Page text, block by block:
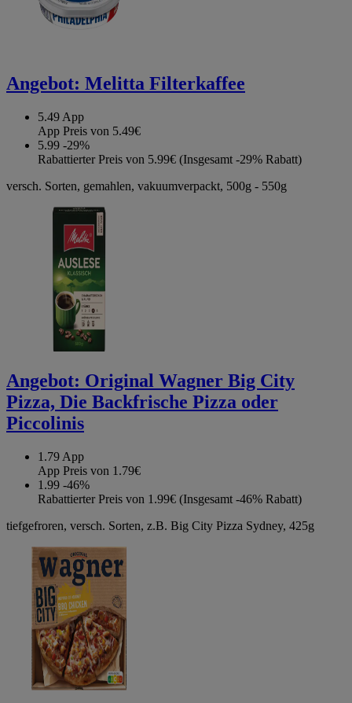
Angebot: Melitta Filterkaffee
5.49 App
App Preis von 5.49€
5.99 -29%
Rabattierter Preis von 5.99€ (Insgesamt -29% Rabatt)
versch. Sorten, gemahlen, vakuumverpackt, 500g - 550g
Angebot: Original Wagner Big City
Pizza, Die Backfrische Pizza oder
Piccolinis
1.79 App
App Preis von 1.79€
1.99 -46%
Rabattierter Preis von 1.99€ (Insgesamt -46% Rabatt)
tiefgefroren, versch. Sorten, z.B. Big City Pizza Sydney, 425g